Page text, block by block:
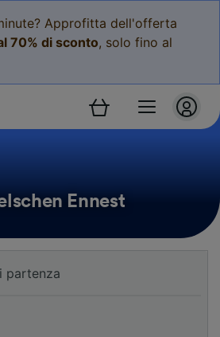
Approfitta dell'offerta
70% di sconto, solo fino al
Ennest